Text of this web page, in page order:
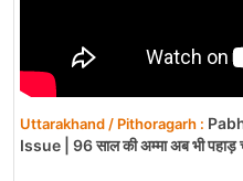
Uttarakhand / Pithoragarh :
Issue | 96 साल की अम्मा अब भी पहाड़